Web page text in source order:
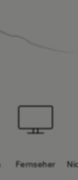
Fernseher